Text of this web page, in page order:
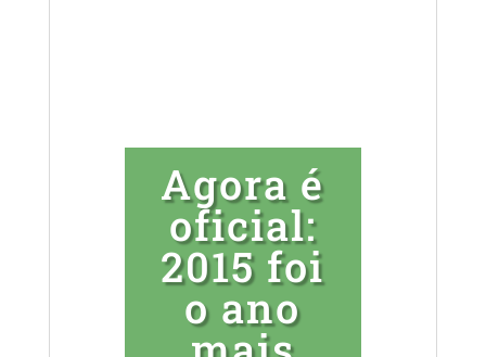
Agora é
oficial:
2015 foi
o ano